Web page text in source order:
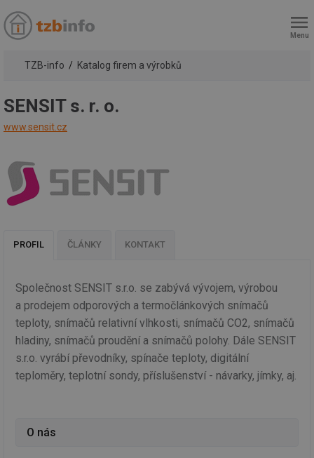
Menu
TZB-info Katalog firem a výrobků
SENSIT s. r. o.
www.sensit.cz
PROFIL ČLÁNKY KONTAKT
Společnost SENSIT s.r.o. se zabývá vývojem, výrobou
a prodejem odporových a termočlánkových snímačů
teploty, snímačů relativní vlhkosti, snímačů CO2, snímačů
hladiny, snímačů proudění a snímačů polohy. Dále SENSIT
s.r.o. vyrábí převodníky, spínače teploty, digitální
teploměry, teplotní sondy, příslušenství - návarky, jímky, aj.
O nás